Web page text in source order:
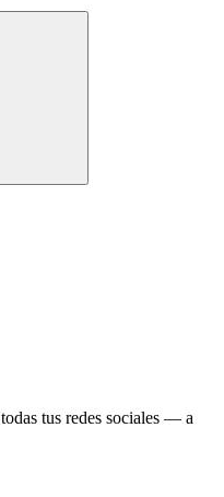
tus redes sociales — a